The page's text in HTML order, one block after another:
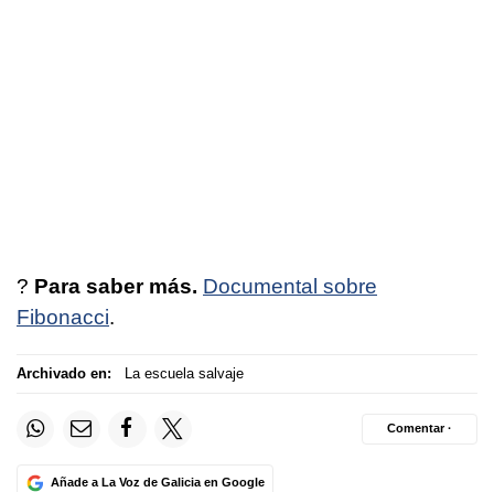
? Para saber más. Documental sobre
Fibonacci.
Archivado en: La escuela salvaje
Añade a La Voz de Galicia en Google
Comentar ·